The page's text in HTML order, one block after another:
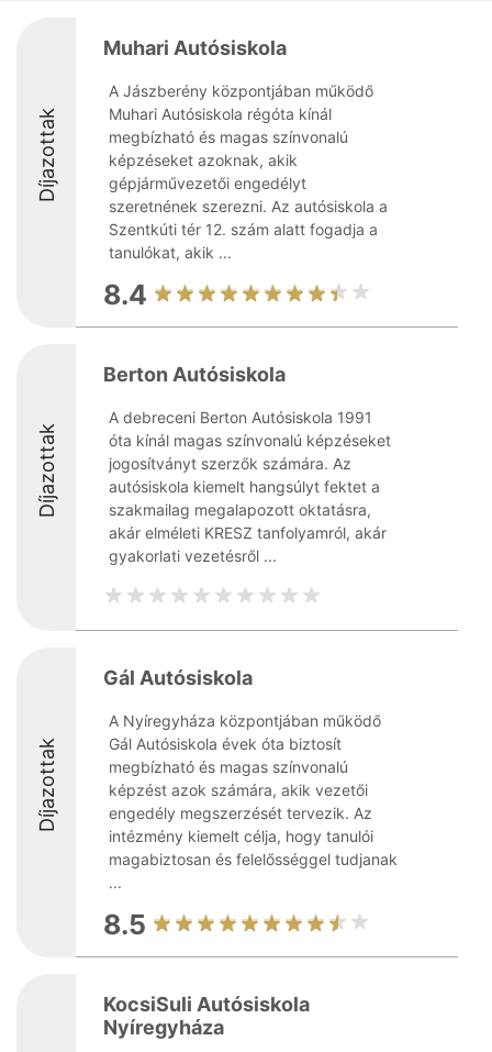
Díjazottak
Muhari Autósiskola
A Jászberény központjában működő
Muhari Autósiskola régóta kínál
megbízható és magas színvonalú
képzéseket azoknak, akik
gépjárművezetői engedélyt
szeretnének szerezni. Az autósiskola a
Szentkúti tér 12. szám alatt fogadja a
tanulókat, akik ...
8.4
Díjazottak
Berton Autósiskola
A debreceni Berton Autósiskola 1991
óta kínál magas színvonalú képzéseket
jogosítványt szerzők számára. Az
autósiskola kiemelt hangsúlyt fektet a
szakmailag megalapozott oktatásra,
akár elméleti KRESZ tanfolyamról, akár
gyakorlati vezetésről ...
Díjazottak
Gál Autósiskola
A Nyíregyháza központjában működő
Gál Autósiskola évek óta biztosít
megbízható és magas színvonalú
képzést azok számára, akik vezetői
engedély megszerzését tervezik. Az
intézmény kiemelt célja, hogy tanulói
magabiztosan és felelősséggel tudjanak
...
8.5
KocsiSuli Autósiskola
Nyíregyháza